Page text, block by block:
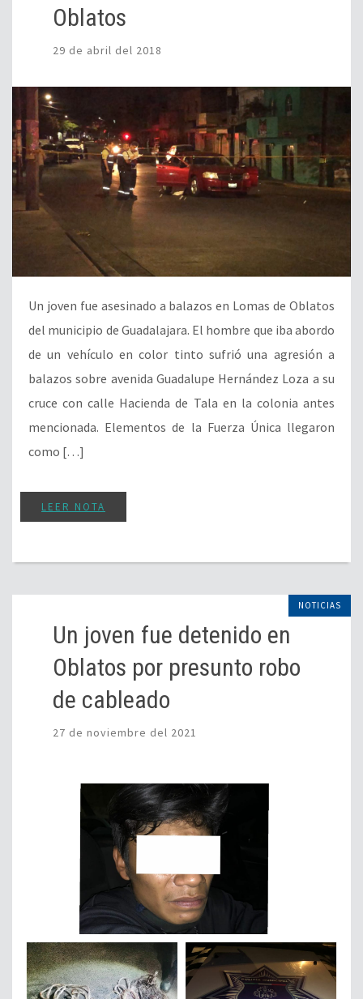
Oblatos
29 de abril del 2018
Un joven fue asesinado a balazos en Lomas de Oblatos
del municipio de Guadalajara. El hombre que iba abordo
de un vehículo en color tinto sufrió una agresión a
balazos sobre avenida Guadalupe Hernández Loza a su
cruce con calle Hacienda de Tala en la colonia antes
mencionada. Elementos de la Fuerza Única llegaron
como […]
LEER NOTA
NOTICIAS
Un joven fue detenido en
Oblatos por presunto robo
de cableado
27 de noviembre del 2021